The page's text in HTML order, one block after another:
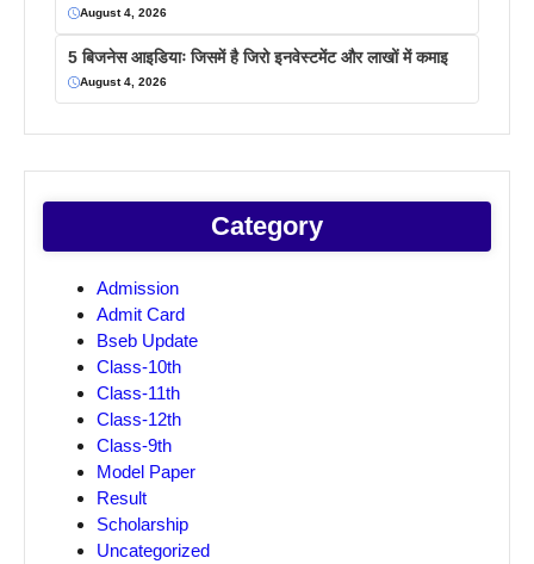
August 4, 2026
5 बिजनेस आइडियाः जिसमें है जिरो इनवेस्टमेंट और लाखों में कमाइ
August 4, 2026
Category
Admission
Admit Card
Bseb Update
Class-10th
Class-11th
Class-12th
Class-9th
Model Paper
Result
Scholarship
Uncategorized